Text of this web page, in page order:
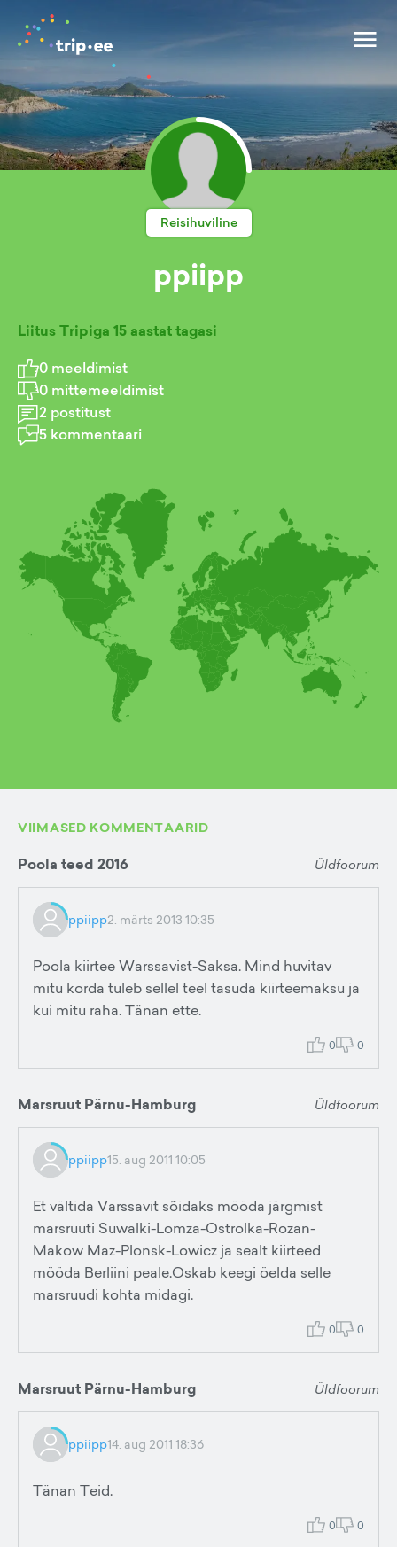
Reisihuviline
ppiipp
Liitus Tripiga 15 aastat tagasi
0 meeldimist
0 mittemeeldimist
2 postitust
5 kommentaari
VIIMASED KOMMENTAARID
Poola teed 2016 Üldfoorum
ppiipp2. märts 2013 10:35
Poola kiirtee Warssavist-Saksa. Mind huvitav
mitu korda tuleb sellel teel tasuda kiirteemaksu ja
kui mitu raha. Tänan ette.
0 0
Marsruut Pärnu-Hamburg Üldfoorum
ppiipp15. aug 2011 10:05
Et vältida Varssavit sõidaks mööda järgmist
marsruuti Suwalki-Lomza-Ostrolka-Rozan-
Makow Maz-Plonsk-Lowicz ja sealt kiirteed
mööda Berliini peale.Oskab keegi öelda selle
marsruudi kohta midagi.
0 0
Marsruut Pärnu-Hamburg Üldfoorum
ppiipp14. aug 2011 18:36
Tänan Teid.
0 0